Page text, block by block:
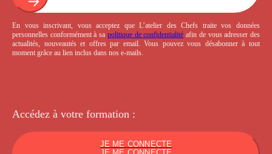
En vous inscrivant, vous acceptez que L’atelier des Chefs traite vos données
personnelles conformément à sa politique de confidentialité afin de vous adresser des
actualités, nouveautés et offres par email. Vous pouvez vous désabonner à tout
moment grâce au lien inclus dans nos e-mails.
Accédez à votre formation :
JE ME CONNECTE